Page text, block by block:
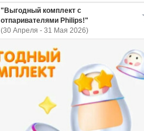
"Выгодный комплект с
отпаривателями Philips!"
(30 Апреля - 31 Мая 2026)